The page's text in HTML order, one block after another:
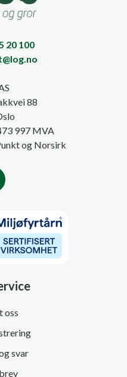
20 100
88
997 MVA
og Norsirk
oss
svar